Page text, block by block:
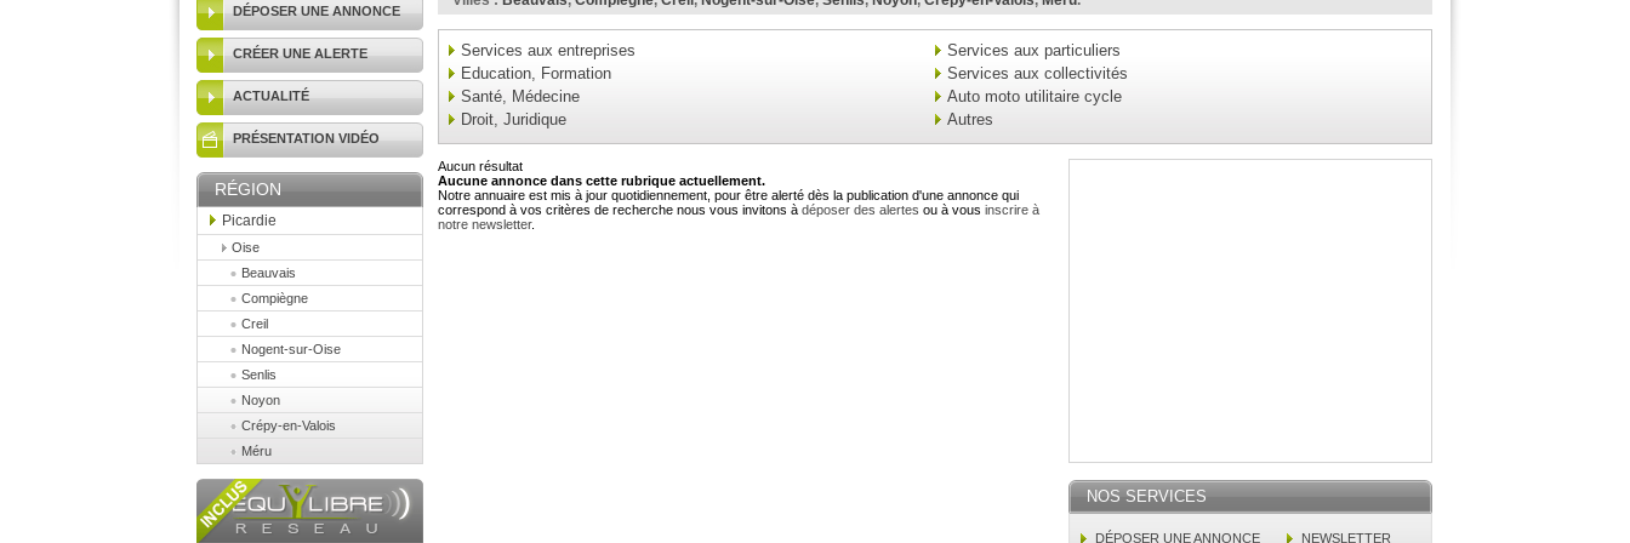
DÉPOSER UNE ANNONCE
CRÉER UNE ALERTE
ACTUALITÉ
PRÉSENTATION VIDÉO
RÉGION
Picardie
Oise
Beauvais
Compiègne
Creil
Nogent-sur-Oise
Senlis
Noyon
Crépy-en-Valois
Méru
Services aux entreprises
Education, Formation
Santé, Médecine
Droit, Juridique
Services aux particuliers
Services aux collectivités
Auto moto utilitaire cycle
Autres
Aucun résultat
Aucune annonce dans cette rubrique actuellement.
Notre annuaire est mis à jour quotidiennement, pour être alerté dès la publication d'une annonce qui
correspond à vos critères de recherche nous vous invitons à déposer des alertes ou à vous inscrire à
notre newsletter.
NOS SERVICES
DÉPOSER UNE ANNONCE
NEWSLETTER